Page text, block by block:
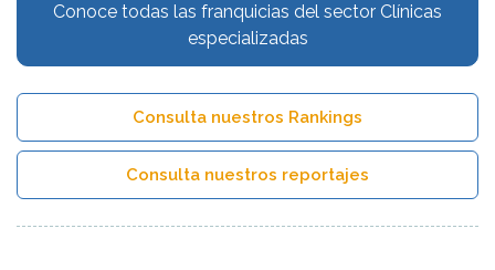
Conoce todas las franquicias del sector Clínicas
especializadas
Consulta nuestros Rankings
Consulta nuestros reportajes